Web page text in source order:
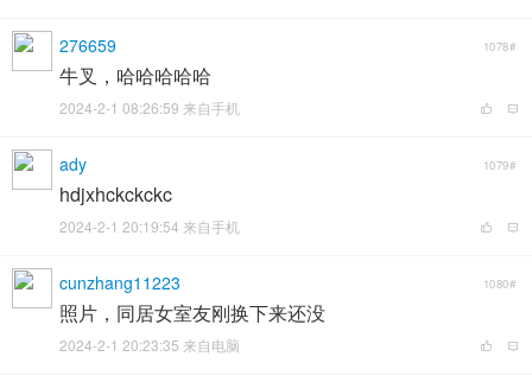
276659 1078#
牛叉，哈哈哈哈哈
2024-2-1 08:26:59 来自手机
ady 1079#
hdjxhckckckc
2024-2-1 20:19:54 来自手机
cunzhang11223 1080#
照片，同居女室友刚换下来还没
2024-2-1 20:23:35 来自电脑